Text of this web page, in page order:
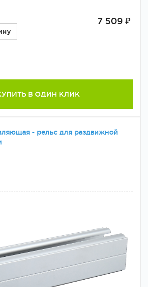
7 509 ₽
В ОДИН КЛИК
- рельс для раздвижной